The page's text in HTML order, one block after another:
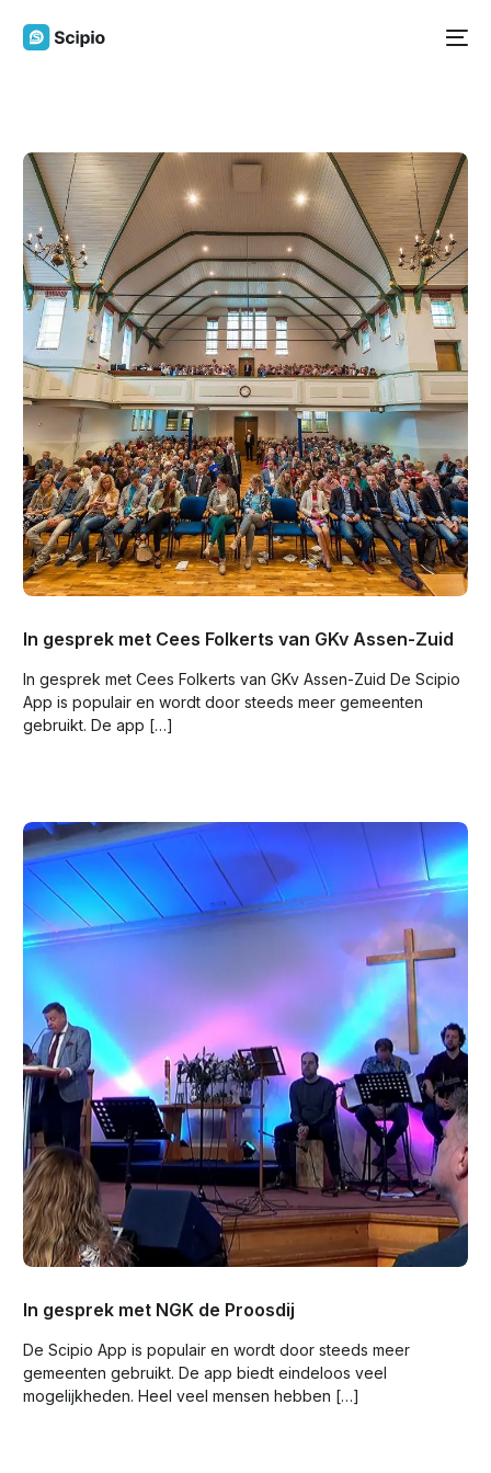
In gesprek met Cees Folkerts van GKv Assen-Zuid
In gesprek met Cees Folkerts van GKv Assen-Zuid De Scipio
App is populair en wordt door steeds meer gemeenten
gebruikt. De app […]
In gesprek met NGK de Proosdij
De Scipio App is populair en wordt door steeds meer
gemeenten gebruikt. De app biedt eindeloos veel
mogelijkheden. Heel veel mensen hebben […]